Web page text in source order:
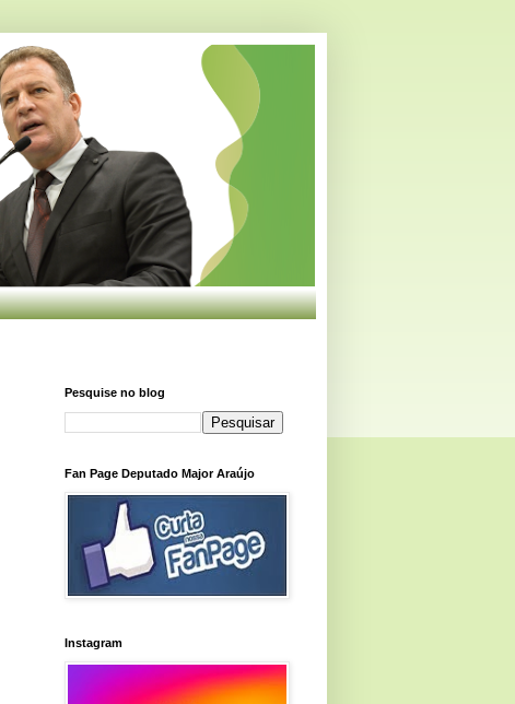
Pesquise no blog
Fan Page Deputado Major Araújo
Instagram